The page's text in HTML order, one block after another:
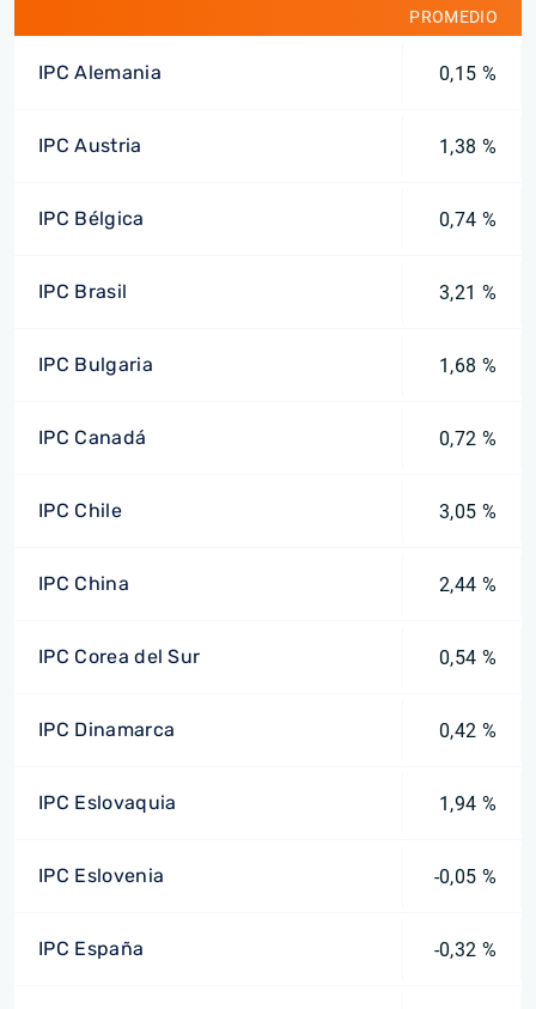
PROMEDIO
IPC Alemania 0,15 %
IPC Austria 1,38 %
IPC Bélgica 0,74 %
IPC Brasil 3,21 %
IPC Bulgaria 1,68 %
IPC Canadá 0,72 %
IPC Chile 3,05 %
IPC China 2,44 %
IPC Corea del Sur 0,54 %
IPC Dinamarca 0,42 %
IPC Eslovaquia 1,94 %
IPC Eslovenia -0,05 %
IPC España -0,32 %